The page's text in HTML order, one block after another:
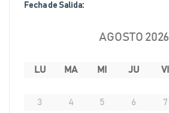
Fecha de Salida:
AGOSTO 2026
LU MA MI JU VI
3
4 5 6 7